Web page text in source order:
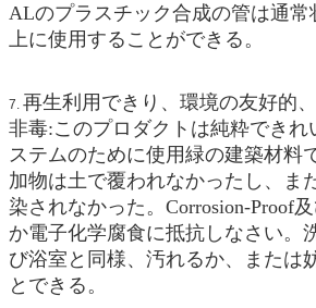
ALのプラスチック合成の管は通常
上に使用することができる。
7. 再生利用できり、環境の友好的
非毒:このプロダクトは純粋できれ
ステムのために使用緑の建築材料
加物は土で覆われなかったし、ま
染されなかった。Corrosion-Proof
か電子化学腐食に抵抗しなさい。
び浴室と同様、汚れるか、または
とできる。